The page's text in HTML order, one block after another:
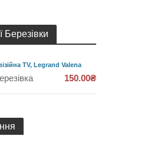
Березівки
TV, Legrand Valena
150.00₴